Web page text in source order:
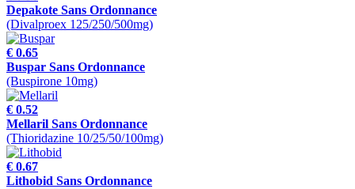
Depakote Sans Ordonnance
(Divalproex 125/250/500mg)
€ 0.65
Buspar Sans Ordonnance
(Buspirone 10mg)
€ 0.52
Mellaril Sans Ordonnance
(Thioridazine 10/25/50/100mg)
€ 0.67
Lithobid Sans Ordonnance